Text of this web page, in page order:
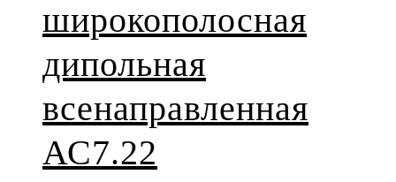
широкополосная
дипольная
всенаправленная
АС7.22